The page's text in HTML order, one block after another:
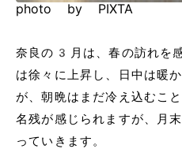
photo by PIXTA
奈良の3月は、春の訪れを
は徐々に上昇し、日中は暖
が、朝晩はまだ冷え込むこ
名残が感じられますが、月
っていきます。